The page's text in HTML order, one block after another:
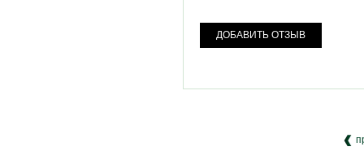
ДОБАВИТЬ ОТЗЫВ